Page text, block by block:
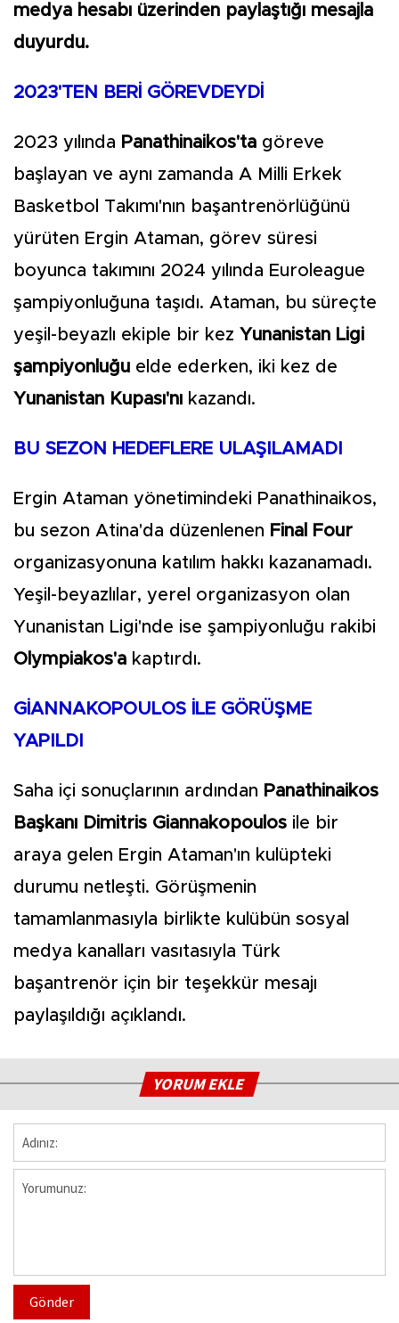
medya hesabı üzerinden paylaştığı mesajla
duyurdu.
2023'TEN BERİ GÖREVDEYDİ
2023 yılında Panathinaikos'ta göreve
başlayan ve aynı zamanda A Milli Erkek
Basketbol Takımı'nın başantrenörlüğünü
yürüten Ergin Ataman, görev süresi
boyunca takımını 2024 yılında Euroleague
şampiyonluğuna taşıdı. Ataman, bu süreçte
yeşil-beyazlı ekiple bir kez Yunanistan Ligi
şampiyonluğu elde ederken, iki kez de
Yunanistan Kupası'nı kazandı.
BU SEZON HEDEFLERE ULAŞILAMADI
Ergin Ataman yönetimindeki Panathinaikos,
bu sezon Atina'da düzenlenen Final Four
organizasyonuna katılım hakkı kazanamadı.
Yeşil-beyazlılar, yerel organizasyon olan
Yunanistan Ligi'nde ise şampiyonluğu rakibi
Olympiakos'a kaptırdı.
GİANNAKOPOULOS İLE GÖRÜŞME
YAPILDI
Saha içi sonuçlarının ardından Panathinaikos
Başkanı Dimitris Giannakopoulos ile bir
araya gelen Ergin Ataman'ın kulüpteki
durumu netleşti. Görüşmenin
tamamlanmasıyla birlikte kulübün sosyal
medya kanalları vasıtasıyla Türk
başantrenör için bir teşekkür mesajı
paylaşıldığı açıklandı.
YORUM EKLE
Gönder